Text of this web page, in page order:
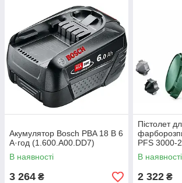
Акумулятор Bosch PBA 18 В 6
А·год (1.600.A00.DD7)
В наявності
3 264 ₴
Пістолет
PFS 3000-
В наявності
2 322 ₴